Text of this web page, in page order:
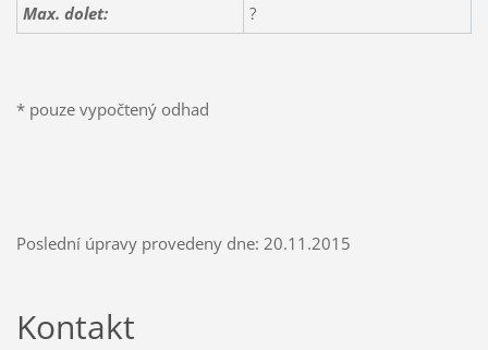
Max. dolet:
?
* pouze vypočtený odhad
Poslední úpravy provedeny dne: 20.11.2015
Kontakt